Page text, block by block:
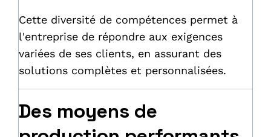
Cette diversité de compétences permet à
l'entreprise de répondre aux exigences
variées de ses clients, en assurant des
solutions complètes et personnalisées.
Des moyens de